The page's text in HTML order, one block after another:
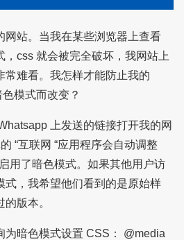
网站。当我在某些浏览器上查看
，css 就会被完全破坏，我网站上
常难看。我怎样才能防止我的
模式而改变？
上发送的链接打开我的网
“互联网 “应用程序会自动调整
用了暗色模式。如果其他用户访
式，我希望他们看到的是原始样
版本。
为暗色模式设置 CSS： @media